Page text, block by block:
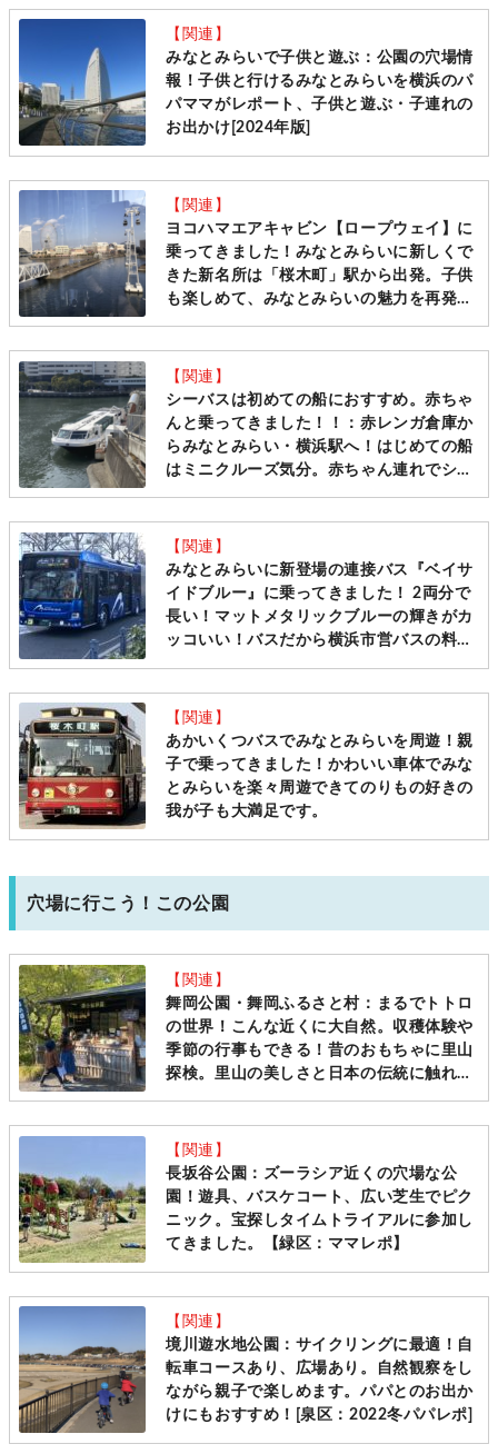
【関連】
みなとみらいで子供と遊ぶ：公園の穴場情
報！子供と行けるみなとみらいを横浜のパ
パママがレポート、子供と遊ぶ・子連れの
お出かけ[2024年版]
【関連】
ヨコハマエアキャビン【ロープウェイ】に
乗ってきました！みなとみらいに新しくで
きた新名所は「桜木町」駅から出発。子供
も楽しめて、みなとみらいの魅力を再発
見、親子で感動の景色も満喫です！[2022
【関連】
シーバスは初めての船におすすめ。赤ちゃ
んと乗ってきました！！：赤レンガ倉庫か
らみなとみらい・横浜駅へ！はじめての船
はミニクルーズ気分。赤ちゃん連れでシー
【関連】
みなとみらいに新登場の連接バス『ベイサ
イドブルー』に乗ってきました！ 2両分で
長い！マットメタリックブルーの輝きがカ
ッコいい！バスだから横浜市営バスの料金
【関連】
あかいくつバスでみなとみらいを周遊！親
子で乗ってきました！かわいい車体でみな
とみらいを楽々周遊できてのりもの好きの
我が子も大満足です。
穴場に行こう！この公園
【関連】
舞岡公園・舞岡ふるさと村：まるでトトロ
の世界！こんな近くに大自然。収穫体験や
季節の行事もできる！昔のおもちゃに里山
探検。里山の美しさと日本の伝統に触れら
【関連】
長坂谷公園：ズーラシア近くの穴場な公
園！遊具、バスケコート、広い芝生でピク
ニック。宝探しタイムトライアルに参加し
てきました。【緑区：ママレポ】
【関連】
境川遊水地公園：サイクリングに最適！自
転車コースあり、広場あり。自然観察をし
ながら親子で楽しめます。パパとのお出か
けにもおすすめ！[泉区：2022冬パパレポ]